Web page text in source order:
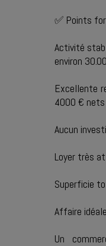
✅ Points
Activité
environ
Excellente
4000 € nets
Aucun
Loyer très
Superficie
Affaire
Un